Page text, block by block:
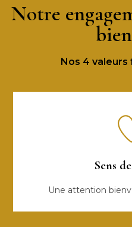
Notre
Nos 4
Sens
Une attention